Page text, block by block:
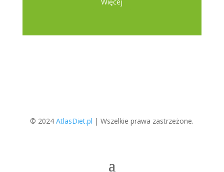
© 2024AtlasDiet.pl |Wszelkie prawa zastrzeżone.